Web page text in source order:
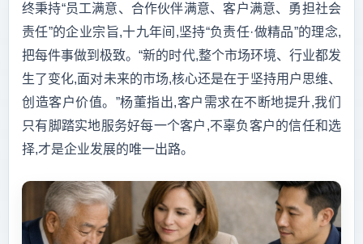
终秉持“员工满意、合作伙伴满意、客户满意、勇担社会
责任”的企业宗旨,十九年间,坚持“负责任·做精品”的理念,
把每件事做到极致。“新的时代,整个市场环境、行业都发
生了变化,面对未来的市场,核心还是在于坚持用户思维、
创造客户价值。”杨董指出,客户需求在不断地提升,我们
只有脚踏实地服务好每一个客户,不辜负客户的信任和选
择,才是企业发展的唯一出路。